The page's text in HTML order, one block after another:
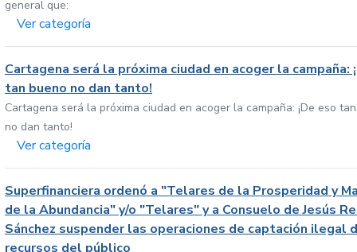
general que:
Ver categoría
Cartagena será la próxima ciudad en acoger la campaña:
tan bueno no dan tanto!
Cartagena será la próxima ciudad en acoger la campaña: ¡De eso
no dan tanto!
Ver categoría
Superfinanciera ordenó a "Telares de la Prosperidad y
de la Abundancia" y/o "Telares" y a Consuelo de Jesús
Sánchez suspender las operaciones de captación ilegal
recursos del público